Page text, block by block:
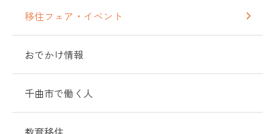
移住フェア・イベント
おでかけ情報
千曲市で働く人